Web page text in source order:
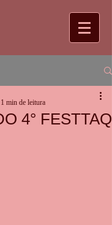
4° FESTTAQ
1 min de leitura